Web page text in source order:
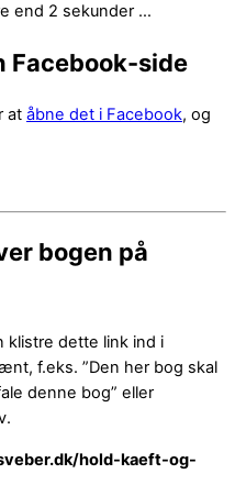
end 2 sekunder …
Facebook-side
at åbne det i Facebook, og
bogen på
klistre dette link ind i
f.eks. ”Den her bog skal
denne bog” eller
hold-kaeft-og-